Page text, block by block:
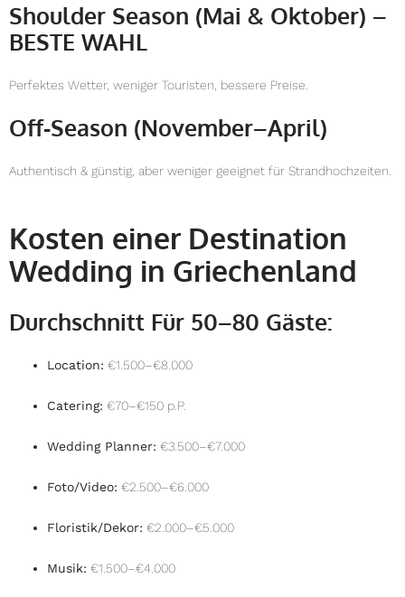
Shoulder Season (Mai & Oktober) –
BESTE WAHL
Perfektes Wetter, weniger Touristen, bessere Preise.
Off‑Season (November–April)
Authentisch & günstig, aber weniger geeignet für Strandhochzeiten.
Kosten einer Destination
Wedding in Griechenland
Durchschnitt Für 50–80 Gäste:
Location: €1.500–€8.000
Catering: €70–€150 p.P.
Wedding Planner: €3.500–€7.000
Foto/Video: €2.500–€6.000
Floristik/Dekor: €2.000–€5.000
Musik: €1.500–€4.000